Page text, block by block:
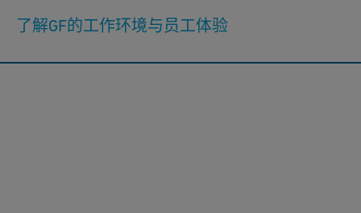
了解GF的工作环境与员工体验